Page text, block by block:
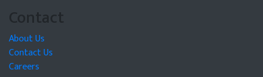
Contact
About Us
Contact Us
Careers